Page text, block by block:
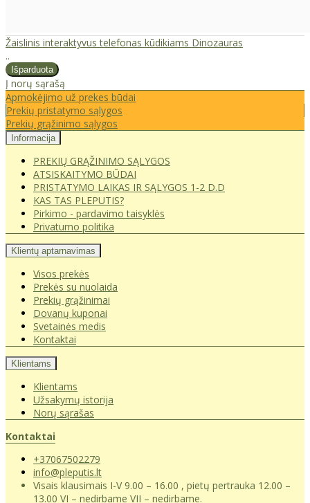
Žaislinis interaktyvus telefonas kūdikiams Dinozauras
..
Į norų sąrašą
Apmokėjimo už prekes būdai
Prekių pristatymo sąlygos
Prekių grąžinimo sąlygos
Informacija
PREKIŲ GRĄŽINIMO SĄLYGOS
ATSISKAITYMO BŪDAI
PRISTATYMO LAIKAS IR SĄLYGOS 1-2 D.D
KAS TAS PLEPUTIS?
Pirkimo - pardavimo taisyklės
Privatumo politika
Klientų aptarnavimas
Visos prekės
Prekės su nuolaida
Prekių grąžinimai
Dovanų kuponai
Svetainės medis
Kontaktai
Klientams
Klientams
Užsakymų istorija
Norų sąrašas
Kontaktai
+37067502279
info@pleputis.lt
Visais klausimais I-V 9.00 – 16.00 , pietų pertrauka 12.00 –
13.00 VI – nedirbame VII – nedirbame.